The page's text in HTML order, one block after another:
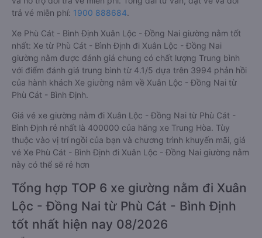
đó, nhà xe Trung Hòa có giá vé rẻ nhất, chỉ 400000 đồng.
Đặt vé xe Phù Cát - Bình Định Xuân Lộc - Đồng Nai chính
hãng tạiVexere.comđể có giá rẻ nhất, đảm bảo giữ chỗ 100%
và hỗ trợ đổi trả vé miễn phí. Tổng đài tư vấn, đặt vé và đổi
trả vé miễn phí:1900 888684.
Xe Phù Cát - Bình Định Xuân Lộc - Đồng Nai giường nằm tốt
nhất: Xe từ Phù Cát - Bình Định đi Xuân Lộc - Đồng Nai
giường nằm được đánh giá chung có chất lượng Trung bình
với điểm đánh giá trung bình từ 4.1/5 dựa trên 3994 phản hồi
của hành khách Xe giường nằm về Xuân Lộc - Đồng Nai từ
Phù Cát - Bình Định.
Giá vé xe giường nằm đi Xuân Lộc - Đồng Nai từ Phù Cát -
Bình Định rẻ nhất là 400000 của hãng xe Trung Hòa. Tùy
thuộc vào vị trí ngồi của bạn và chương trình khuyến mãi, giá
vé Xe Phù Cát - Bình Định đi Xuân Lộc - Đồng Nai giường nằm
này có thể sẽ rẻ hơn
Tổng hợp TOP 6 xe giường nằm đi Xuân